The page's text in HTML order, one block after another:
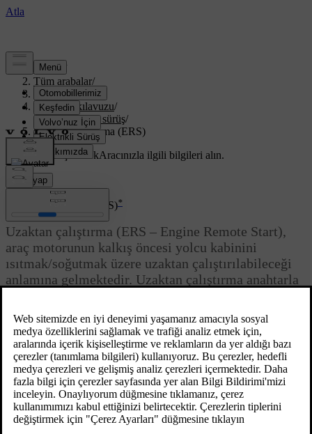
Destek
Tüm arabalar/
XC70 2016/
Kullanıcı kılavuzu/
Çalıştırma ve sürüş/
Uzaktan çalıştırma (ERS)
Özelleştirilmiş destekAracınızla ilgili bilgileri alın.
Giriş yap
Güncel 08.06.2023
Uzaktan çalıştırma (ERS)*
Uzaktan çalıştırma (ERS – Engine Remote Start),
araç motorunun kalkış öncesi yolcu kabinini
ısıtmak/soğutmak üzere uzaktan çalıştırılabileceği
anlamına gelmektedir. Uzaktan çalıştırma anahtarla
Klima kontrol sistemi, otomatik ayarlarla başlar. Uzaktan çalıştırılmış
motor, maksimum15dakika süreyle çalışır ve ardından durdurulur.
Uzaktan çalıştırmanın iki kez etkinleşmesinden sonra uzaktan
çalıştırmanın tekrar kullanılabilmesi için motorun normal şekilde
çalıştırılması gerekir.
Motor uzaktan çalıştırma sadece otomatik vites kutusu olan araçlarda
[1]